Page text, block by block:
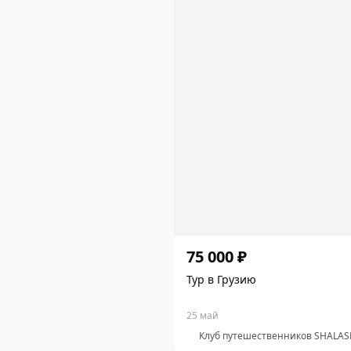
75 000 ₽
Тур в Грузию
25 май
Клуб путешественников